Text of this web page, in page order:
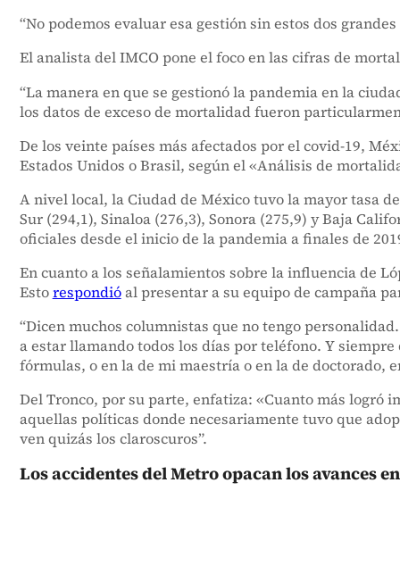
“No podemos evaluar esa gestión sin estos dos
El analista del IMCO pone el foco en las cifras de
“La manera en que se gestionó la pandemia en la
los datos de exceso de mortalidad fueron
De los veinte países más afectados por el covid-19,
Estados Unidos o Brasil, según el «Análisis de
A nivel local, la Ciudad de México tuvo la mayor tasa
Sur (294,1), Sinaloa (276,3), Sonora (275,9) y Baja
oficiales desde el inicio de la pandemia a finales de
En cuanto a los señalamientos sobre la influencia de
Estorespondióal presentar a su equipo de campaña
“Dicen muchos columnistas que no tengo
a estar llamando todos los días por teléfono. Y
fórmulas, o en la de mi maestría o en la de doctorado,
Del Tronco, por su parte, enfatiza: «Cuanto más logró
aquellas políticas donde necesariamente tuvo que
ven quizás los claroscuros”.
Los accidentes del Metro opacan los avances